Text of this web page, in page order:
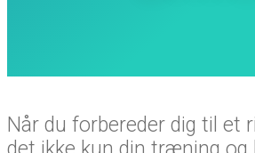
Når du forbereder dig til et